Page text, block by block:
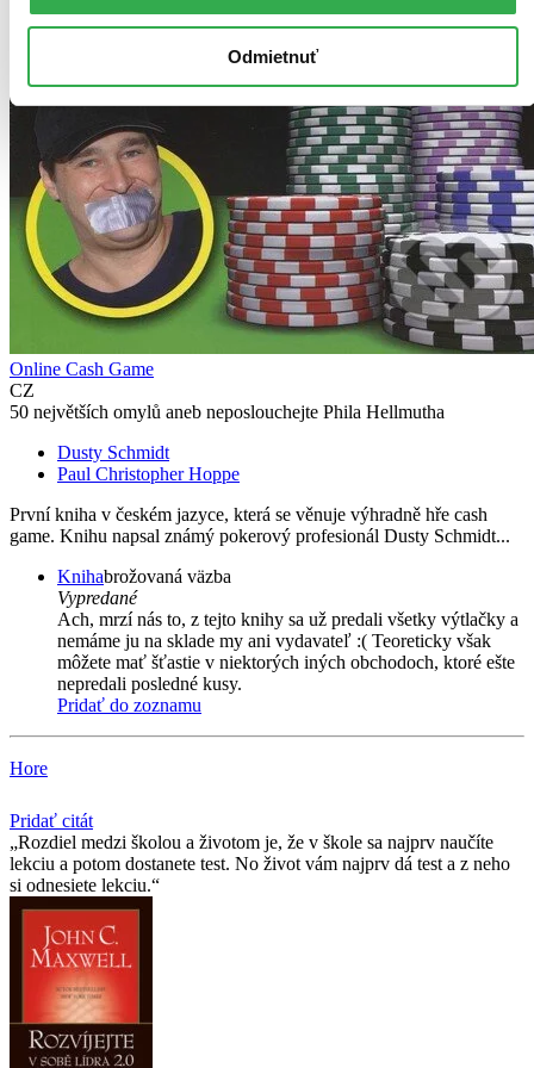
Odmietnuť
Online Cash Game
CZ
50 největších omylů aneb neposlouchejte Phila Hellmutha
Dusty Schmidt
Paul Christopher Hoppe
První kniha v českém jazyce, která se věnuje výhradně hře cash
game. Knihu napsal známý pokerový profesionál Dusty Schmidt...
Knihabrožovaná väzba
Vypredané
Ach, mrzí nás to, z tejto knihy sa už predali všetky výtlačky a
nemáme ju na sklade my ani vydavateľ :( Teoreticky však
môžete mať šťastie v niektorých iných obchodoch, ktoré ešte
nepredali posledné kusy.
Pridať do zoznamu
Hore
Pridať citát
Rozdiel medzi školou a životom je, že v škole sa najprv naučíte
lekciu a potom dostanete test. No život vám najprv dá test a z neho
si odnesiete lekciu.